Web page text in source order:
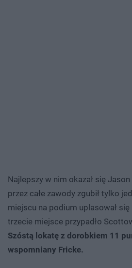
Najlepszy w nim okazał się
przez całe zawody zgubił tylko
miejscu na podium uplasował
trzecie miejsce przypadło
Szóstą lokatę z dorobkiem 11
wspomniany Fricke.